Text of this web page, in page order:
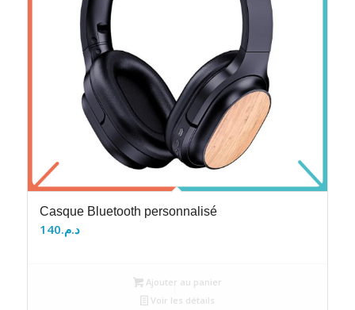
Casque Bluetooth personnalisé
د.م.140
Ajouter au panier
Voir les détails